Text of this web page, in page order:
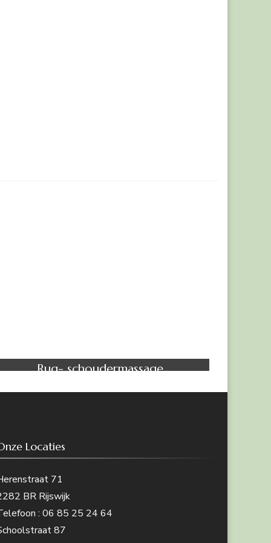
Rug- schoudermassage
Locaties
71
BR Rijswijk
: 06 85 25 24 64
87